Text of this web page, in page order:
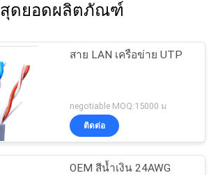
สุดยอดผลิตภัณฑ์
สาย LAN เครือข่าย UTP
negotiable MOQ:15000 ม
ติดต่อ
OEM สีน้ำเงิน 24AWG